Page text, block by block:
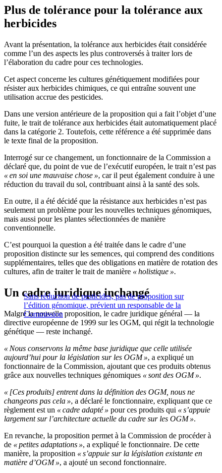
Plus de tolérance pour la tolérance aux
herbicides
Avant la présentation, la tolérance aux herbicides était considérée
comme l’un des aspects les plus controversés à traiter lors de
l’élaboration du cadre pour ces technologies.
Cet aspect concerne les cultures génétiquement modifiées pour
résister aux herbicides chimiques, ce qui entraîne souvent une
utilisation accrue des pesticides.
Dans une version antérieure de la proposition qui a fait l’objet d’une
fuite, le trait de tolérance aux herbicides était automatiquement placé
dans la catégorie 2. Toutefois, cette référence a été supprimée dans
le texte final de la proposition.
Interrogé sur ce changement, un fonctionnaire de la Commission a
déclaré que, du point de vue de l’exécutif européen, le trait n’est pas
« en soi une mauvaise chose », car il peut également conduire à une
réduction du travail du sol, contribuant ainsi à la santé des sols.
En outre, il a été décidé que la résistance aux herbicides n’est pas
seulement un problème pour les nouvelles techniques génomiques,
mais aussi pour les plantes sélectionnées de manière
conventionnelle.
C’est pourquoi la question a été traitée dans le cadre d’une
proposition distincte sur les semences, qui comprend des conditions
supplémentaires, telles que des obligations en matière de rotation des
cultures, afin de traiter le trait de manière « holistique ».
Sans réduction de pesticides, pas de proposition sur
l’édition génomique, prévient un responsable de la
Commission
Un cadre juridique inchangé
Malgré la nouvelle proposition, le cadre juridique général — la
directive européenne de 1999 sur les OGM, qui régit la technologie
génétique — reste inchangé.
« Nous conservons la même base juridique que celle utilisée
aujourd’hui pour la législation sur les OGM », a expliqué un
fonctionnaire de la Commission, ajoutant que ces produits obtenus
grâce aux nouvelles techniques génomiques « sont des OGM ».
« [Ces produits] entrent dans la définition des OGM, nous ne
changeons pas cela », a déclaré le fonctionnaire, expliquant que ce
règlement est un « cadre adapté » pour ces produits qui « s’appuie
largement sur l’architecture actuelle du cadre sur les OGM ».
En revanche, la proposition permet à la Commission de procéder à
de « petites adaptations », a expliqué le fonctionnaire. De cette
manière, la proposition « s’appuie sur la législation existante en
matière d’OGM », a ajouté un second fonctionnaire.